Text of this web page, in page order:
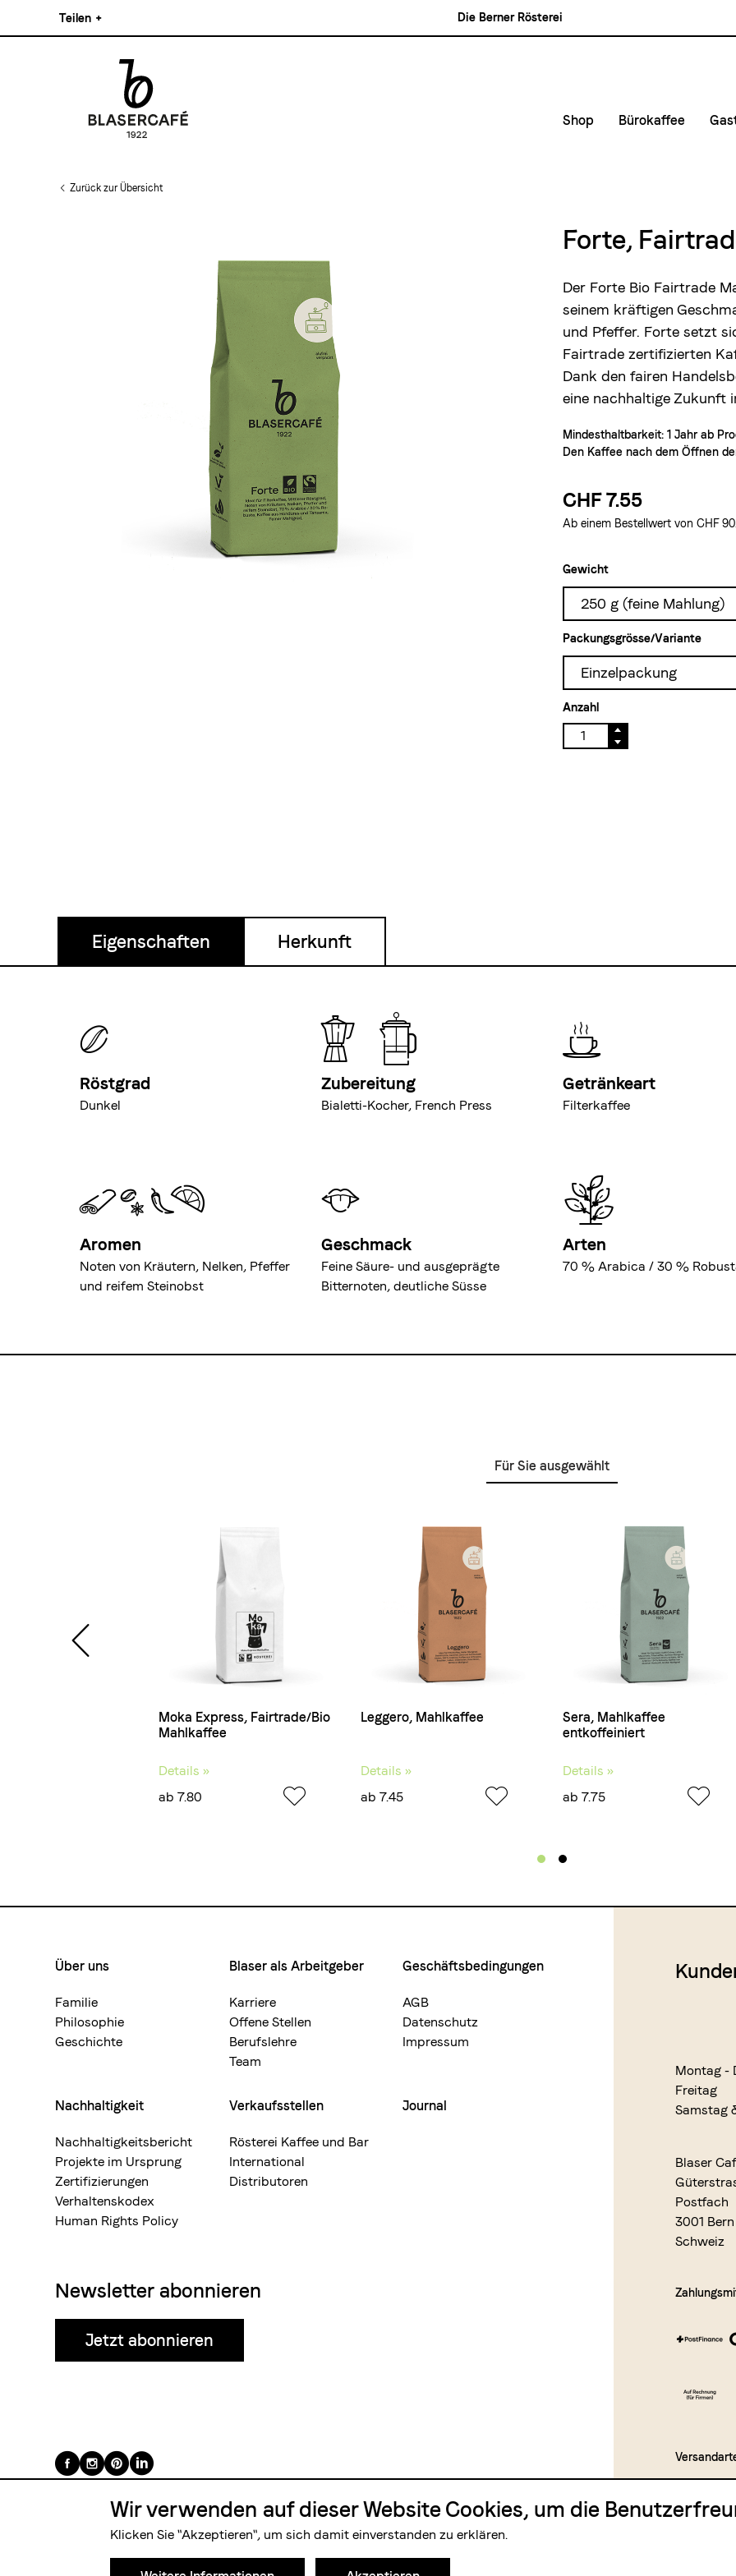
Teilen +
Pinterest
Instagram
Linkedin
Die Berner Rösterei
Shop Bürokaffee
Zurück zur Übersicht
Forte,
Der Forte Bio Fairtrade
seinem kräftigen
und Pfeffer. Forte setzt
Fairtrade zertifizierten
Dank den fairen
eine nachhaltige Zukunft
Mindesthaltbarkeit: 1 Jahr ab
Den Kaffee nach dem Öffnen
CHF 7.55
Ab einem Bestellwert von CHF
Gewicht
250 g (feine Mahlung)
Packungsgrösse/Variante
Einzelpackung
Anzahl
Eigenschaften Herkunft
Röstgrad
Dunkel
Zubereitung
Bialetti-Kocher, French Press
Getränkeart
Filterkaffee
Aromen
Noten von Kräutern, Nelken, Pfeffer
und reifem Steinobst
Geschmack
Feine Säure- und ausgeprägte
Bitternoten, deutliche Süsse
Arten
70 % Arabica / 30 %
Für Sie ausgewählt
Moka Express, Fairtrade/Bio
Mahlkaffee
Details »
ab 7.80
Leggero, Mahlkaffee
Details »
ab 7.45
Sera, Mahlkaffee
entkoffeiniert
Details »
ab 7.75
Footermenue-
neu
Über uns
Familie
Philosophie
Geschichte
Blaser als Arbeitgeber
Karriere
Offene Stellen
Berufslehre
Team
Geschäftsbedingungen
AGB
Datenschutz
Impressum
Nachhaltigkeit
Nachhaltigkeitsbericht
Projekte im Ursprung
Zertifizierungen
Verhaltenskodex
Human Rights Policy
Verkaufsstellen
Rösterei Kaffee und Bar
International
Distributoren
Journal
Montag -
Freitag
Samstag
Blaser
Postfach
3001 Bern
Schweiz
Newsletter abonnieren
Jetzt abonnieren
Folge
uns
Wir verwenden auf dieser Website Cookies, um die
Klicken Sie "Akzeptieren", um sich damit einverstanden zu erklären.